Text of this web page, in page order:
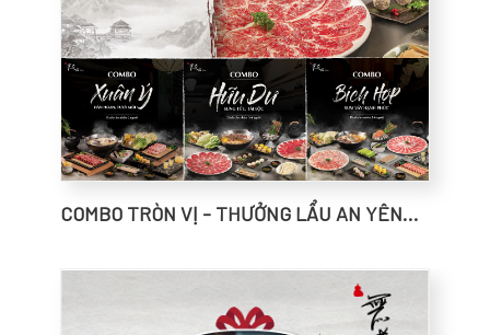
COMBO TRÒN VỊ - THƯỞNG LẨU AN YÊN...